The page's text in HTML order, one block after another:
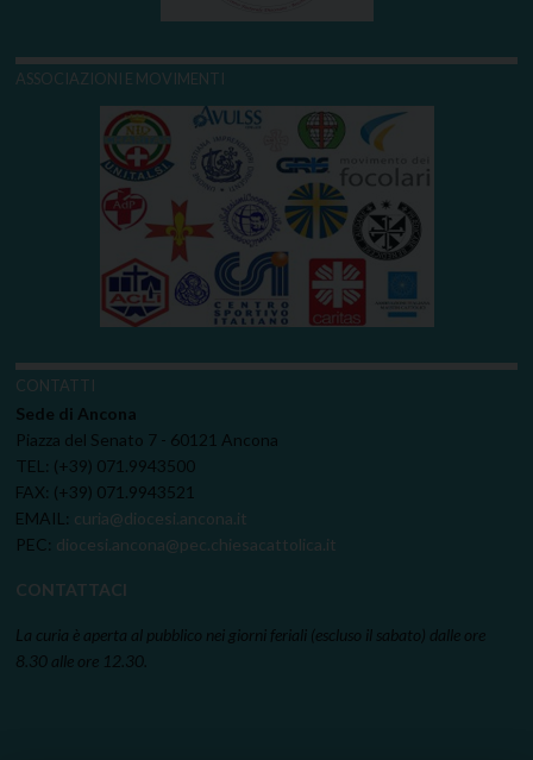
ASSOCIAZIONI E MOVIMENTI
CONTATTI
Sede di Ancona
Piazza del Senato 7 - 60121 Ancona
TEL: (+39) 071.9943500
FAX: (+39) 071.9943521
EMAIL: curia@diocesi.ancona.it
PEC: diocesi.ancona@pec.chiesacattolica.it
CONTATTACI
La curia è aperta al pubblico nei giorni feriali (escluso il sabato) dalle ore
8.30 alle ore 12.30.